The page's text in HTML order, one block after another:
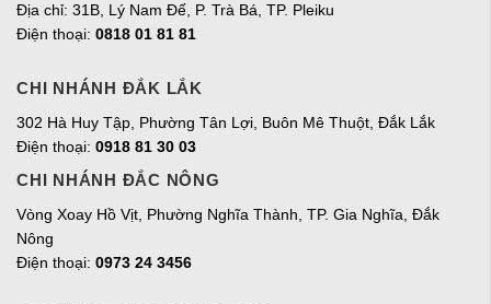
Địa chỉ: 31B, Lý Nam Đế, P. Trà Bá, TP. Pleiku
Điện thoại: 0818 01 81 81
CHI NHÁNH ĐẮK LẮK
302 Hà Huy Tập, Phường Tân Lợi, Buôn Mê Thuột, Đắk Lắk
Điện thoại: 0918 81 30 03
CHI NHÁNH ĐẮC NÔNG
Vòng Xoay Hồ Vịt, Phường Nghĩa Thành, TP. Gia Nghĩa, Đắk
Nông
Điện thoại: 0973 24 3456